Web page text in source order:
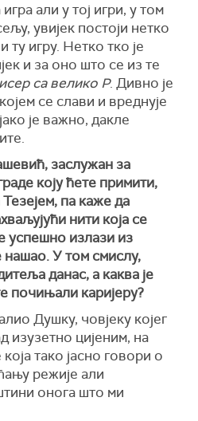
али у тој игри, у том
увијек постоји нетко
ту игру. Нетко тко је
и за оно што се из те
са велико Р. Дивно је
се слави и вреднује
је важно, дакле
заслужан за
коју ћете примити,
па каже да
нити која се
успешно излази из
нашао. У том смислу,
данас, а каква је
почињали каријеру?
Душку, човјеку којег
изузетно цијеним, на
тако јасно говори о
режије али
онога што ми